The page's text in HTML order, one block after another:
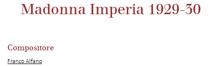
t
i
Madonna Imperia 1929-30
Compositore
Franco Alfano